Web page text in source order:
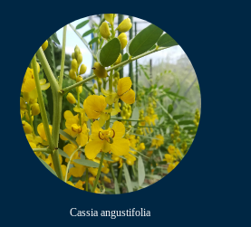
Cassia angustifolia